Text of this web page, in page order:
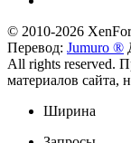
© 2010-2026
Перевод: Jumuro ®
All rights reserved.
материалов сайта,
Ширина